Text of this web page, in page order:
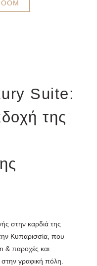
Suite:
της
στην καρδιά της
Κυπαρισσία, που
& παροχές και
στην γραφική πόλη.